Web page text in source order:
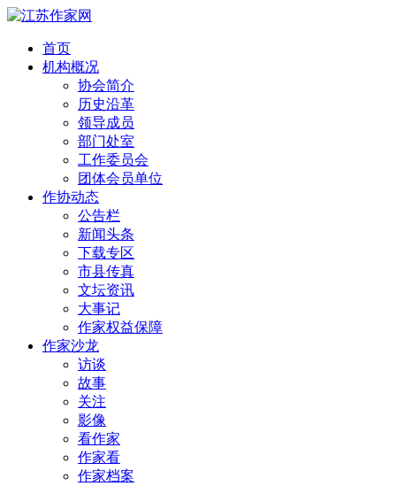
首页
机构概况
协会简介
历史沿革
领导成员
部门处室
工作委员会
团体会员单位
作协动态
公告栏
新闻头条
下载专区
市县传真
文坛资讯
大事记
作家权益保障
作家沙龙
访谈
故事
关注
影像
看作家
作家看
作家档案